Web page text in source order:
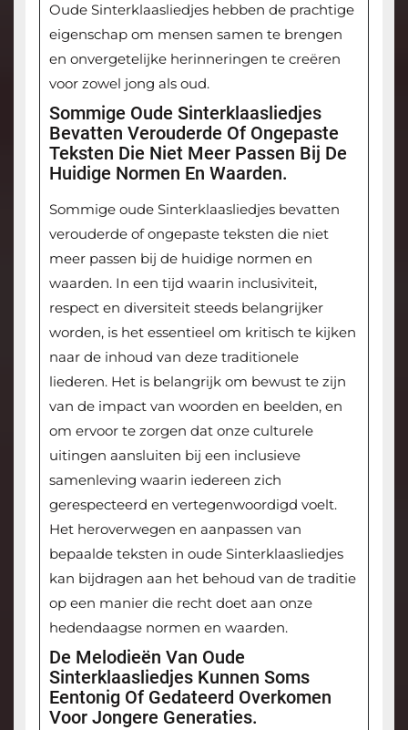
Oude Sinterklaasliedjes hebben de prachtige
eigenschap om mensen samen te brengen
en onvergetelijke herinneringen te creëren
voor zowel jong als oud.
Sommige Oude Sinterklaasliedjes
Bevatten Verouderde Of Ongepaste
Teksten Die Niet Meer Passen Bij De
Huidige Normen En Waarden.
Sommige oude Sinterklaasliedjes bevatten
verouderde of ongepaste teksten die niet
meer passen bij de huidige normen en
waarden. In een tijd waarin inclusiviteit,
respect en diversiteit steeds belangrijker
worden, is het essentieel om kritisch te kijken
naar de inhoud van deze traditionele
liederen. Het is belangrijk om bewust te zijn
van de impact van woorden en beelden, en
om ervoor te zorgen dat onze culturele
uitingen aansluiten bij een inclusieve
samenleving waarin iedereen zich
gerespecteerd en vertegenwoordigd voelt.
Het heroverwegen en aanpassen van
bepaalde teksten in oude Sinterklaasliedjes
kan bijdragen aan het behoud van de traditie
op een manier die recht doet aan onze
hedendaagse normen en waarden.
De Melodieën Van Oude
Sinterklaasliedjes Kunnen Soms
Eentonig Of Gedateerd Overkomen
Voor Jongere Generaties.